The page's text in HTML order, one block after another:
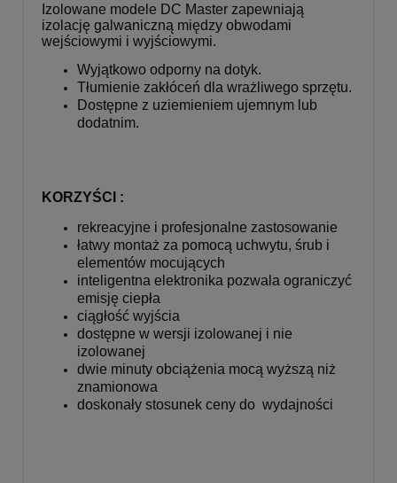
Izolowane modele DC Master zapewniają
izolację galwaniczną między obwodami
wejściowymi i wyjściowymi.
Wyjątkowo odporny na dotyk.
Tłumienie zakłóceń dla wrażliwego sprzętu.
Dostępne z uziemieniem ujemnym lub
dodatnim.
KORZYŚCI :
rekreacyjne i profesjonalne zastosowanie
łatwy montaż za pomocą uchwytu, śrub i
elementów mocujących
inteligentna elektronika pozwala ograniczyć
emisję ciepła
ciągłość wyjścia
dostępne w wersji izolowanej i nie
izolowanej
dwie minuty obciążenia mocą wyższą niż
znamionowa
doskonały stosunek ceny do wydajności